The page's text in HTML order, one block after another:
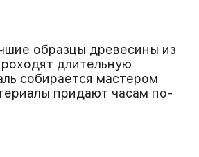
образцы древесины из
длительную
собирается мастером
придают часам по-